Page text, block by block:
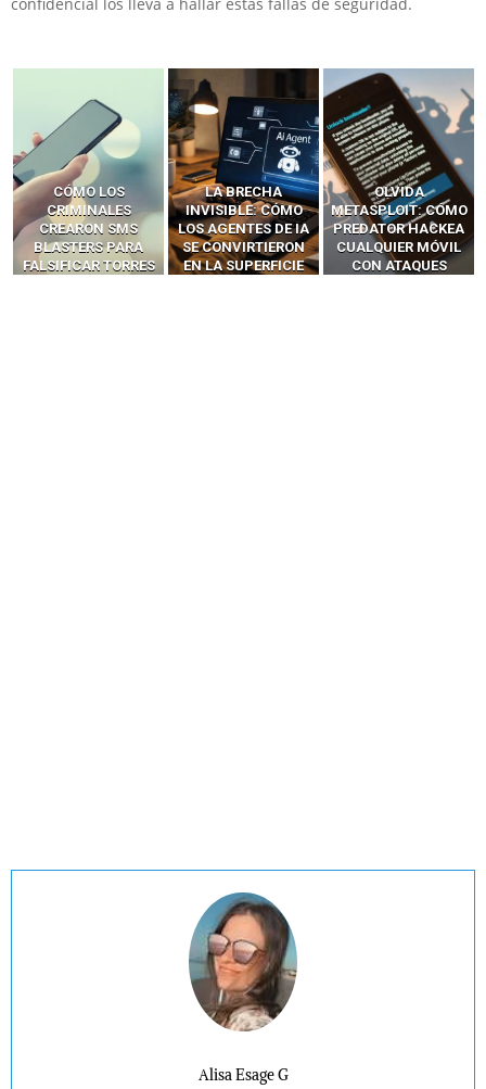
LA BRECHA
INVISIBLE: CÓMO
LOS AGENTES DE IA
SE CONVIRTIERON
EN LA SUPERFICIE
OLVIDA
METASPLOIT: CÓMO
PREDATOR HACKEA
CUALQUIER MÓVIL
CON ATAQUES
CÓMO LOS HACKERS
INTERCEPTAN OTPS
Y LLAMADAS
MÓVILES SIN
‘HACKEAR’ — EL
Alisa Esage G